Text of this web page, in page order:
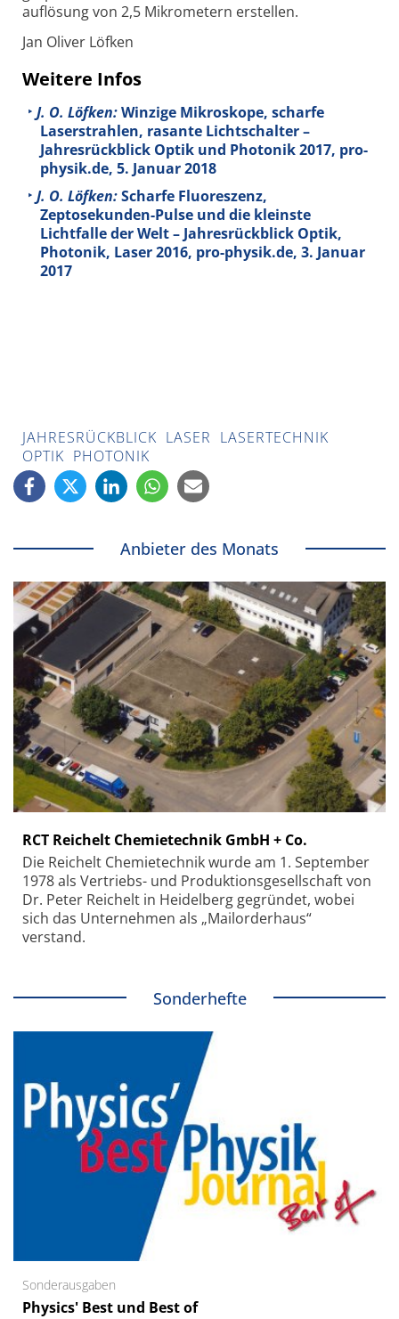
auflösung von 2,5 Mikrometern erstellen.
Jan Oliver Löfken
Weitere Infos
J. O. Löfken:Winzige Mikroskope, scharfe
Laserstrahlen, rasante Lichtschalter –
Jahresrückblick Optik und Photonik 2017, pro-
physik.de, 5. Januar 2018
J. O. Löfken:Scharfe Fluoreszenz,
Zeptosekunden-Pulse und die kleinste
Lichtfalle der Welt – Jahresrückblick Optik,
Photonik, Laser 2016, pro-physik.de, 3. Januar
2017
JAHRESRÜCKBLICK LASER LASERTECHNIK
OPTIK PHOTONIK
Anbieter des Monats
RCT Reichelt Chemietechnik GmbH + Co.
Die Reichelt Chemietechnik wurde am 1. September
1978 als Vertriebs- und Produktionsgesellschaft von
Dr. Peter Reichelt in Heidelberg gegründet, wobei
sich das Unternehmen als „Mailorderhaus“
verstand.
Sonderhefte
Sonderausgaben
Physics' Best und Best of